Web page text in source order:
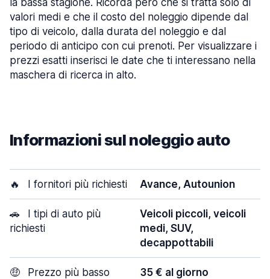
la bassa stagione. Ricorda però che si tratta solo di
valori medi e che il costo del noleggio dipende dal
tipo di veicolo, dalla durata del noleggio e dal
periodo di anticipo con cui prenoti. Per visualizzare i
prezzi esatti inserisci le date che ti interessano nella
maschera di ricerca in alto.
Informazioni sul noleggio auto
🔥 I fornitori più richiesti Avance, Autounion
🚗
I tipi di auto più
richiesti
Veicoli piccoli, veicoli
medi, SUV,
decappottabili
🤑 Prezzo più basso 35 € al giorno